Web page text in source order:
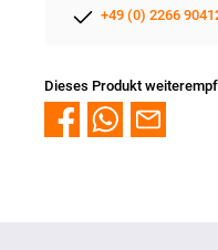
+49 (0) 2266
Dieses Produkt